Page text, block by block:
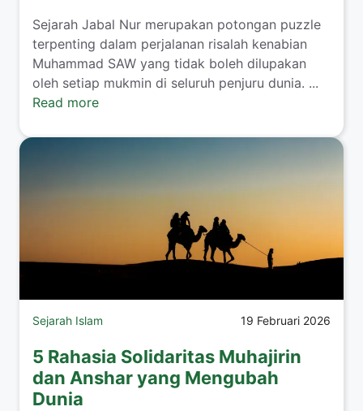
Sejarah Jabal Nur merupakan potongan puzzle
terpenting dalam perjalanan risalah kenabian
Muhammad SAW yang tidak boleh dilupakan
oleh setiap mukmin di seluruh penjuru dunia. ...
Read more
Sejarah Islam 19 Februari 2026
5 Rahasia Solidaritas Muhajirin
dan Anshar yang Mengubah
Dunia